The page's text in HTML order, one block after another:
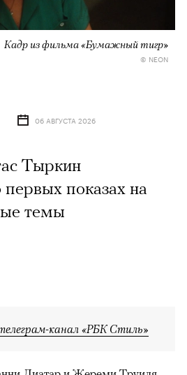
Кадр из фильма «Бумажный тигр»
© NEON
06 АВГУСТА 2026
Тыркин
первых показах на
темы
канал «РБК Стиль»